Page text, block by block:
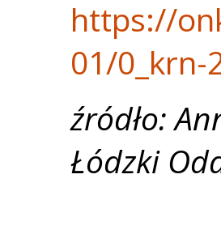
https://
01/0_krn-
źródło:
Łódzki